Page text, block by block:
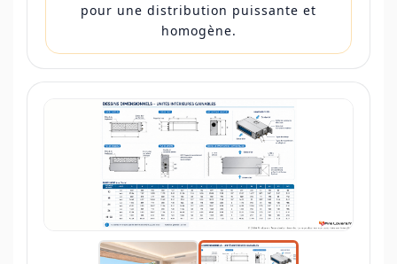
pour une distribution puissante et
homogène.